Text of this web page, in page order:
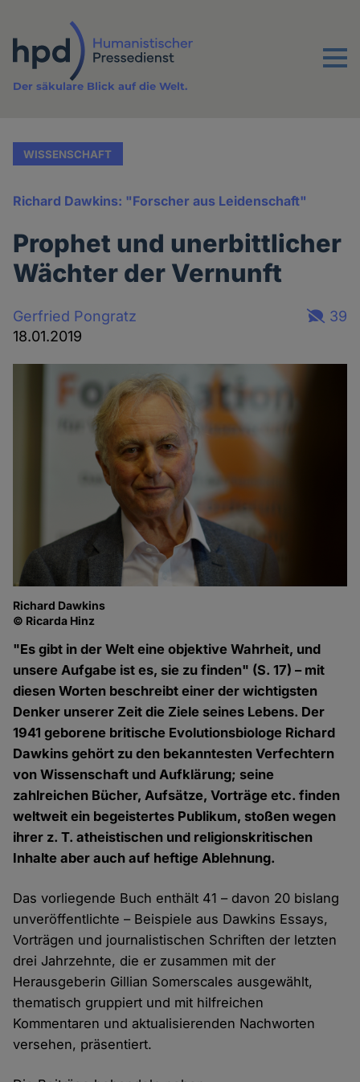
Inhalt
Menu
Der säkulare Blick auf die Welt.
WISSENSCHAFT
Richard Dawkins: "Forscher aus Leidenschaft"
Prophet und unerbittlicher
Wächter der Vernunft
Gerfried Pongratz
18.01.2019
39
Richard Dawkins
© Ricarda Hinz
"Es gibt in der Welt eine objektive Wahrheit, und
unsere Aufgabe ist es, sie zu finden" (S. 17) – mit
diesen Worten beschreibt einer der wichtigsten
Denker unserer Zeit die Ziele seines Lebens. Der
1941 geborene britische Evolutionsbiologe Richard
Dawkins gehört zu den bekanntesten Verfechtern
von Wissenschaft und Aufklärung; seine
zahlreichen Bücher, Aufsätze, Vorträge etc. finden
weltweit ein begeistertes Publikum, stoßen wegen
ihrer z. T. atheistischen und religionskritischen
Inhalte aber auch auf heftige Ablehnung.
Das vorliegende Buch enthält 41 – davon 20 bislang
unveröffentlichte – Beispiele aus Dawkins Essays,
Vorträgen und journalistischen Schriften der letzten
drei Jahrzehnte, die er zusammen mit der
Herausgeberin Gillian Somerscales ausgewählt,
thematisch gruppiert und mit hilfreichen
Kommentaren und aktualisierenden Nachworten
versehen, präsentiert.